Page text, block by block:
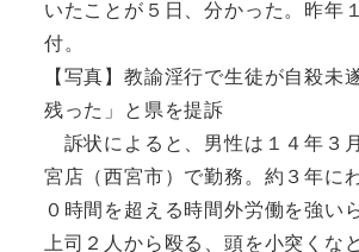
いたことが５日、分かった。昨年
付。
【写真】教諭淫行で生徒が自殺
残った」と県を提訴
訴状によると、男性は１４年３
宮店（西宮市）で勤務。約３年に
０時間を超える時間外労働を強い
上司２人から殴る、頭を小突くな